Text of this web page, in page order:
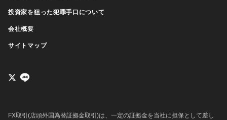
投資家を狙った犯罪手口について
会社概要
サイトマップ
FX取引(店頭外国為替証拠金取引)は、一定の証拠金を当社に担保として差し